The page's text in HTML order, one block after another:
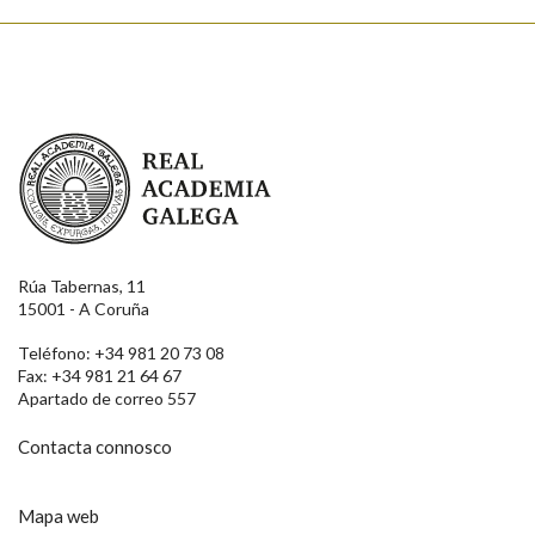
Real Academia Galega
Rúa Tabernas, 11
15001 - A Coruña
Teléfono: +34 981 20 73 08
Fax: +34 981 21 64 67
Apartado de correo 557
Contacta connosco
Mapa web